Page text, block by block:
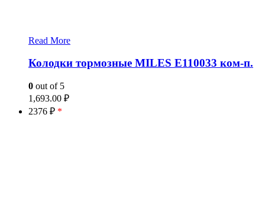
Read More
Колодки тормозные MILES E110033 ком-п.
0 out of 5
1,693.00 ₽
2376 ₽ *